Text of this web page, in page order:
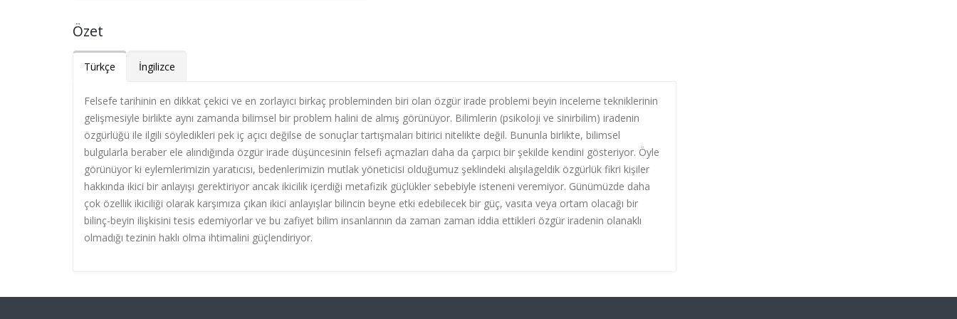
Özet
Türkçe İngilizce
Felsefe tarihinin en dikkat çekici ve en zorlayıcı birkaç probleminden biri olan özgür irade problemi beyin inceleme tekniklerinin
gelişmesiyle birlikte aynı zamanda bilimsel bir problem halini de almış görünüyor. Bilimlerin (psikoloji ve sinirbilim) iradenin
özgürlüğü ile ilgili söyledikleri pek iç açıcı değilse de sonuçlar tartışmaları bitirici nitelikte değil. Bununla birlikte, bilimsel
bulgularla beraber ele alındığında özgür irade düşüncesinin felsefi açmazları daha da çarpıcı bir şekilde kendini gösteriyor. Öyle
görünüyor ki eylemlerimizin yaratıcısı, bedenlerimizin mutlak yöneticisi olduğumuz şeklindeki alışılageldik özgürlük fikri kişiler
hakkında ikici bir anlayışı gerektiriyor ancak ikicilik içerdiği metafizik güçlükler sebebiyle isteneni veremiyor. Günümüzde daha
çok özellik ikiciliği olarak karşımıza çıkan ikici anlayışlar bilincin beyne etki edebilecek bir güç, vasıta veya ortam olacağı bir
bilinç-beyin ilişkisini tesis edemiyorlar ve bu zafiyet bilim insanlarının da zaman zaman iddia ettikleri özgür iradenin olanaklı
olmadığı tezinin haklı olma ihtimalini güçlendiriyor.